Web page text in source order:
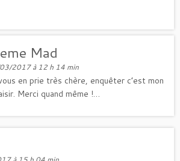
Mad
2017 à 12 h 14 min
en prie très chère, enquêter c’est mon
Merci quand même !…